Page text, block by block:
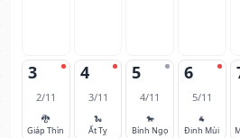
3
2/11
🐉
Giáp Thìn
4
3/11
🐍
Ất Tỵ
5
4/11
🐎
Bính Ngọ
6
5/11
🐐
Đinh Mùi